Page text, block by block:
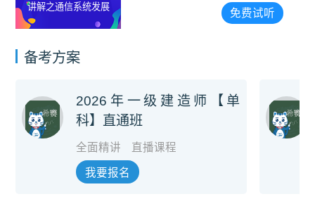
讲解之通信系统发展
免费试听
备考方案
2026年一级建造师【单
科】直通班
全面精讲 直播课程
我要报名